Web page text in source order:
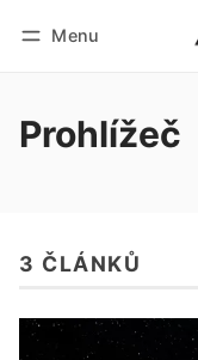
Menu
Prohlížeč
3 ČLÁNKŮ